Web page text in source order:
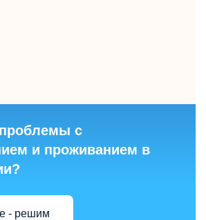
с
и проживанием в
- решим